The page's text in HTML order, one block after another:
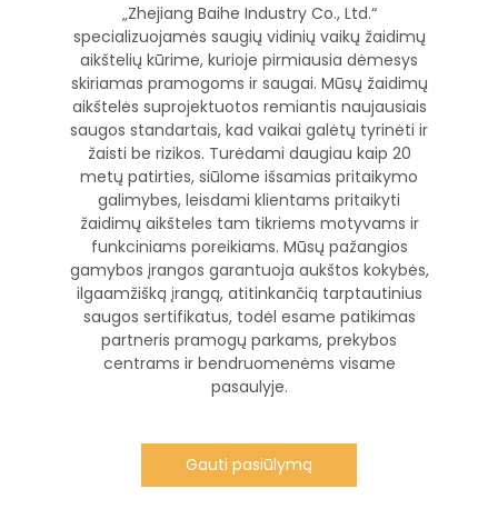
„Zhejiang Baihe Industry Co., Ltd.“
specializuojamės saugių vidinių vaikų žaidimų
aikštelių kūrime, kurioje pirmiausia dėmesys
skiriamas pramogoms ir saugai. Mūsų žaidimų
aikštelės suprojektuotos remiantis naujausiais
saugos standartais, kad vaikai galėtų tyrinėti ir
žaisti be rizikos. Turėdami daugiau kaip 20
metų patirties, siūlome išsamias pritaikymo
galimybes, leisdami klientams pritaikyti
žaidimų aikšteles tam tikriems motyvams ir
funkciniams poreikiams. Mūsų pažangios
gamybos įrangos garantuoja aukštos kokybės,
ilgaamžišką įrangą, atitinkančią tarptautinius
saugos sertifikatus, todėl esame patikimas
partneris pramogų parkams, prekybos
centrams ir bendruomenėms visame
pasaulyje.
Gauti pasiūlymą